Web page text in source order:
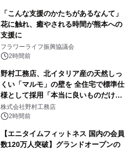
「こんな支援のかたちがあるなんて」
花に触れ、癒やされる時間が熊本への
支援に
フラワーライフ振興協議会
2時間前
野村工務店、北イタリア産の天然しっ
くい「マルモ」の壁を 全住宅で標準仕
様として採用「本当に良いものだけに
こだわる」
株式会社野村工務店
2時間前
【エニタイムフィットネス 国内の会員
数120万人突破】グランドオープンの